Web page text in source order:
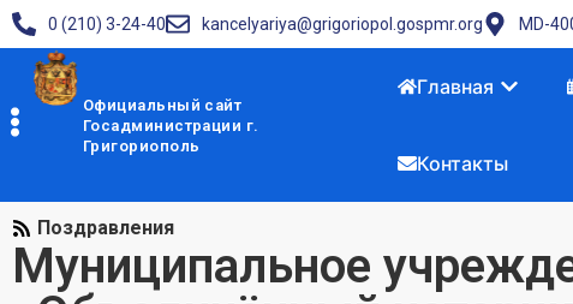
0 (210) 3-24-40 kancelyariya@grigoriopol.gospmr.org MD-
Официальный сайт
Госадминистрации г.
Григориополь
Главная
Контакты
Поздравления
Муниципальное